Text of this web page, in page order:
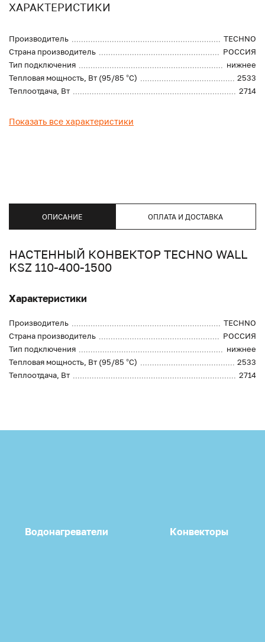
ХАРАКТЕРИСТИКИ
Производитель
TECHNO
Страна производитель
РОССИЯ
Тип подключения
нижнее
Тепловая мощность, Вт (95/85 °С)
2533
Теплоотдача, Вт
2714
Показать все характеристики
ОПИСАНИЕ ОПЛАТА И ДОСТАВКА
НАСТЕННЫЙ КОНВЕКТОР TECHNO WALL
KSZ 110-400-1500
Характеристики
Производитель
TECHNO
Страна производитель
РОССИЯ
Тип подключения
нижнее
Тепловая мощность, Вт (95/85 °С)
2533
Теплоотдача, Вт
2714
Водонагреватели Конвекторы